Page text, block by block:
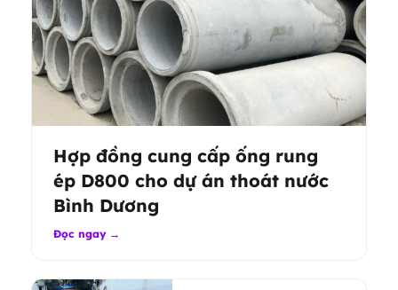
Hợp đồng cung cấp ống rung
ép D800 cho dự án thoát nước
Bình Dương
Đọc ngay →